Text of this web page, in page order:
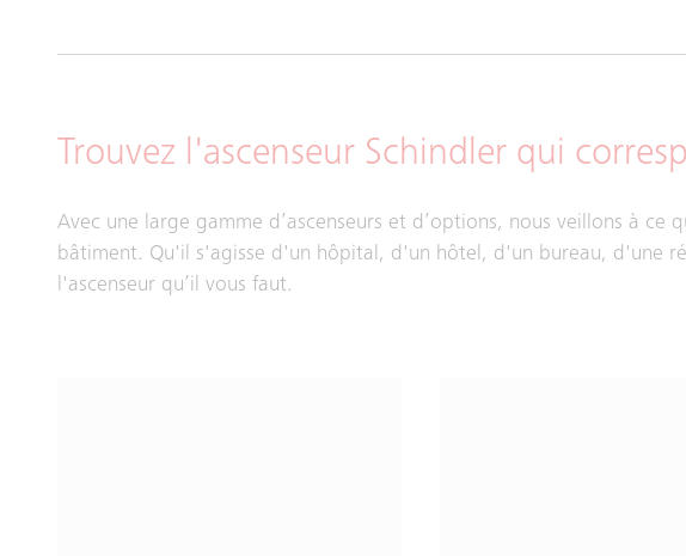
Trouvez l'ascenseur Schindler qui
Avec une large gamme d’ascenseurs et d’options, nous veillons à
bâtiment. Qu'il s'agisse d'un hôpital, d'un hôtel, d'un bureau, d'une
l'ascenseur qu’il vous faut.